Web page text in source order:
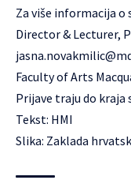
Za više informacija o
Director & Lecturer,
Faculty of Arts
Prijave traju do kraja
Tekst: HMI
Slika: Zaklada